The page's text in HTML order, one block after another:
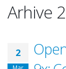
Arhive
2